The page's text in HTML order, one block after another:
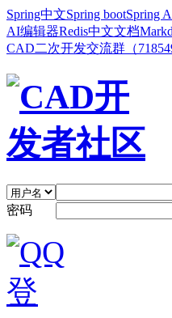
Spring中文Spring bootSpring
AI编辑器Redis中文文档
CAD二次开发交流群（
密码